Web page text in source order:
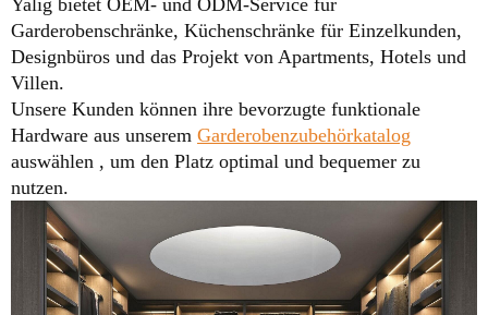
Yalig bietet OEM- und ODM-Service für
Garderobenschränke, Küchenschränke für Einzelkunden,
Designbüros und das Projekt von Apartments, Hotels und
Villen.
Unsere Kunden können ihre bevorzugte funktionale
Hardware aus unserem Garderobenzubehörkatalog
auswählen , um den Platz optimal und bequemer zu
nutzen.